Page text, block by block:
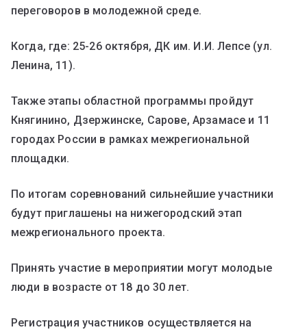
переговоров в молодежной среде.
Когда, где: 25-26 октября, ДК им. И.И. Лепсе (ул.
Ленина, 11).
Также этапы областной программы пройдут
Княгинино, Дзержинске, Сарове, Арзамасе и 11
городах России в рамках межрегиональной
площадки.
По итогам соревнований сильнейшие участники
будут приглашены на нижегородский этап
межрегионального проекта.
Принять участие в мероприятии могут молодые
люди в возрасте от 18 до 30 лет.
Регистрация участников осуществляется на